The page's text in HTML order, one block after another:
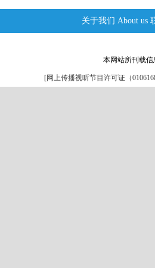
关于我们 About us
本网站所刊载
[网上传播视听节目许可证（